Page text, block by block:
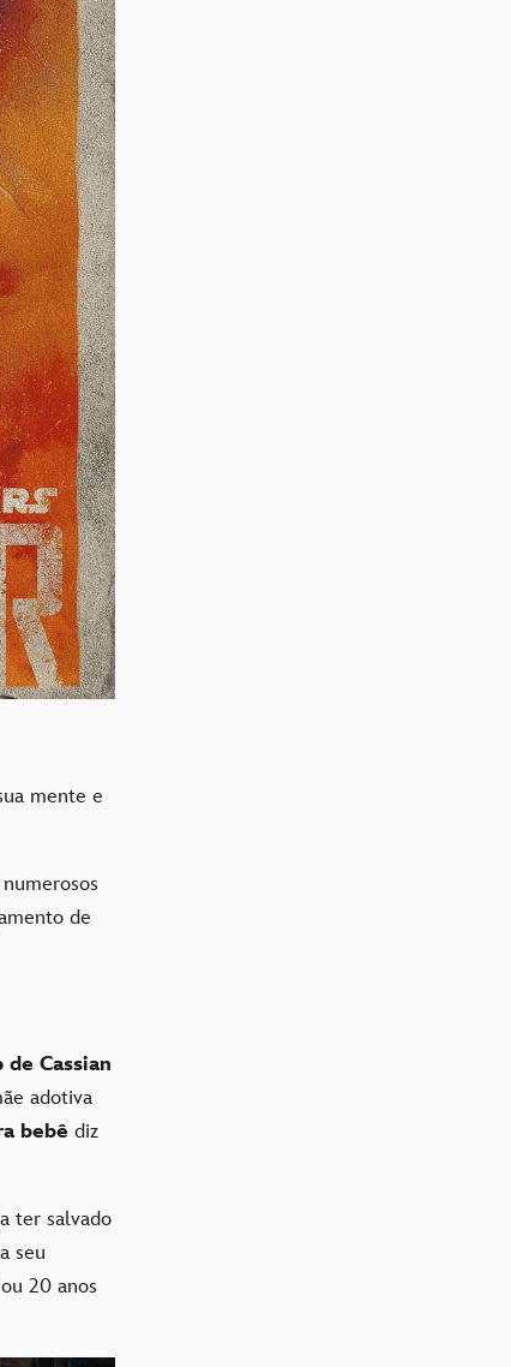
mente e
de
de Cassian
adotiva
bebê diz
ter salvado
seu
20 anos